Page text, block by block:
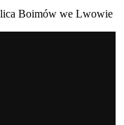
Boimów we Lwowie